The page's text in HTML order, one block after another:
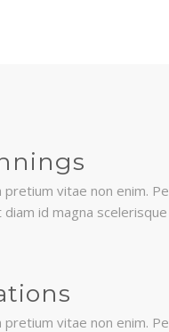
vitae non enim.
id magna
vitae non enim.